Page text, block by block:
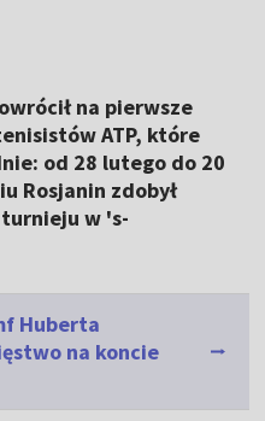
na pierwsze
ATP, które
od 28 lutego do 20
Rosjanin zdobył
w 's-
Huberta
na koncie